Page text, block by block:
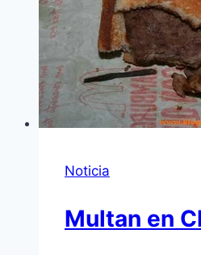
Noticia
Multan en